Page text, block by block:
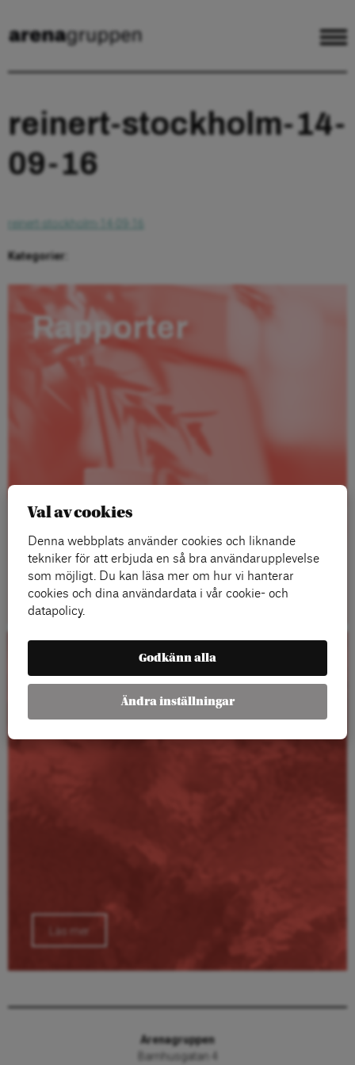
reinert-stockholm-14-
09-16
reinert-stockholm-14-09-16
Kategorier:
Rapporter
Läs mer
Kalender
Läs mer
Arenagruppen
Barnhusgatan 4
Val av cookies
Denna webbplats använder cookies och liknande
tekniker för att erbjuda en så bra användarupplevelse
som möjligt. Du kan läsa mer om hur vi hanterar
cookies och dina användardata i vår cookie- och
datapolicy.
Godkänn alla
Ändra inställningar